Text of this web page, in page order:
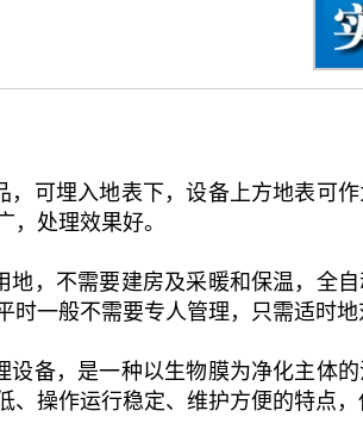
可埋入地表下，设备上方地表可
处理效果好。
，不需要建房及采暖和保温，全
一般不需要专人管理，只需适时
备，是一种以生物膜为净化主体
操作运行稳定、维护方便的特点